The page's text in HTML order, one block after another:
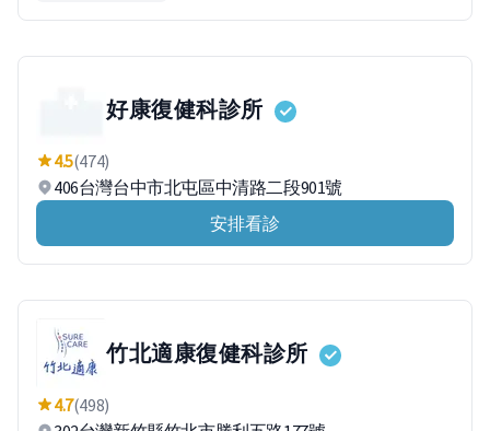
好康復健科診所
4.5(474)
406台灣台中市北屯區中清路二段901號
安排看診
竹北適康復健科診所
4.7(498)